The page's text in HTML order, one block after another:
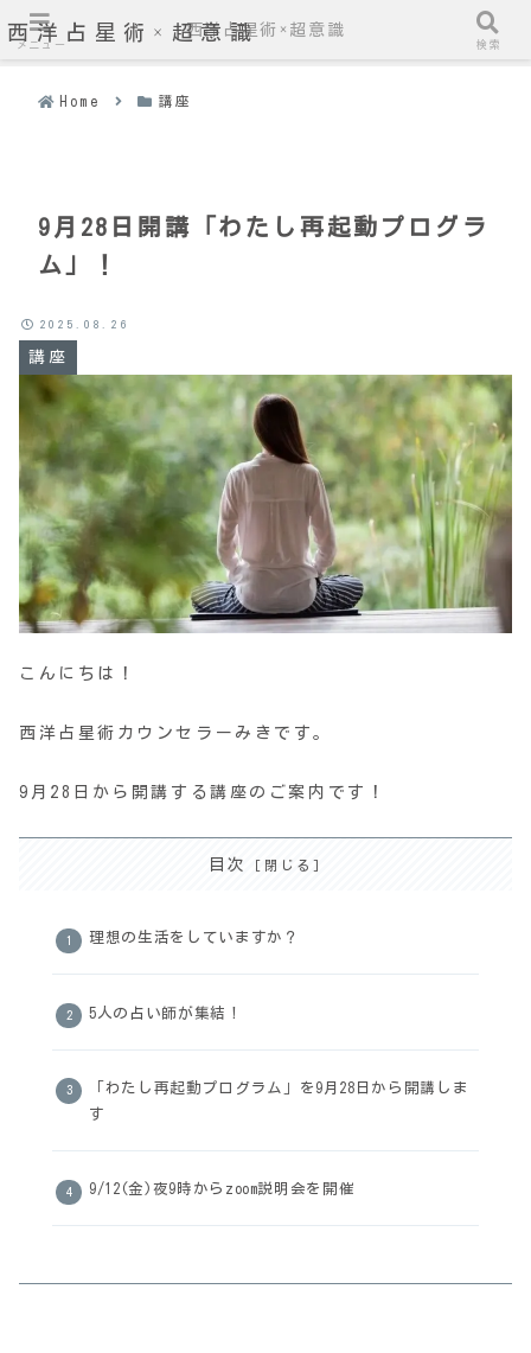
西洋占星術×超意識
Home 講座
9月28日開講「わたし再起動プログラ
ム」！
講座
2025.08.26
こんにちは！
西洋占星術カウンセラーみきです。
9月28日から開講する講座のご案内です！
目次
理想の生活をしていますか？
5人の占い師が集結！
「わたし再起動プログラム」を9月28日から開講しま
す
9/12(金)夜9時からzoom説明会を開催
メニュー
西洋占星術×超意識
検索